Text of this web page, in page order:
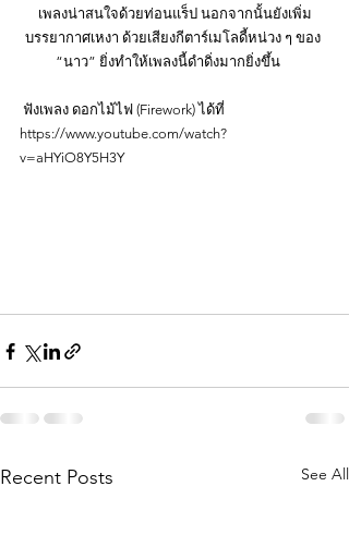
เพลงน่าสนใจด้วยท่อนแร็ป นอกจากนั้นยังเพิ่ม
บรรยากาศเหงา ด้วยเสียงกีตาร์เมโลดี้หน่วง ๆ ของ
“นาว” ยิ่งทำให้เพลงนี้ดำดิ่งมากยิ่งขึ้น
ฟังเพลง ดอกไม้ไฟ (Firework) ได้ที่
https://www.youtube.com/watch?
v=aHYiO8Y5H3Y
Recent Posts See All